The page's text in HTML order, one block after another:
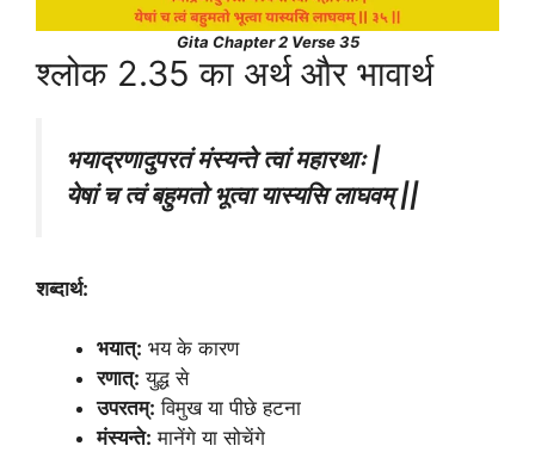
Gita Chapter 2 Verse 35
श्लोक 2.35 का अर्थ और भावार्थ
भयाद्रणादुपरतं मंस्यन्ते त्वां महारथाः |
येषां च त्वं बहुमतो भूत्वा यास्यसि लाघवम् ||
शब्दार्थ:
भयात्: भय के कारण
रणात्: युद्ध से
उपरतम्: विमुख या पीछे हटना
मंस्यन्ते: मानेंगे या सोचेंगे